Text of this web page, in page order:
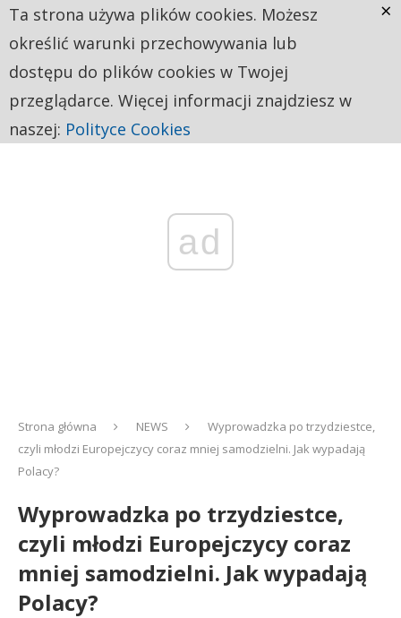
ad
Strona główna NEWS
Wyprowadzka po trzydziestce,
czyli młodzi Europejczycy coraz mniej samodzielni. Jak wypadają
Polacy?
Wyprowadzka po trzydziestce,
czyli młodzi Europejczycy coraz
mniej samodzielni. Jak wypadają
Polacy?
Ta strona używa plików cookies. Możesz
określić warunki przechowywania lub
dostępu do plików cookies w Twojej
przeglądarce. Więcej informacji znajdziesz w
naszej: Polityce Cookies
×